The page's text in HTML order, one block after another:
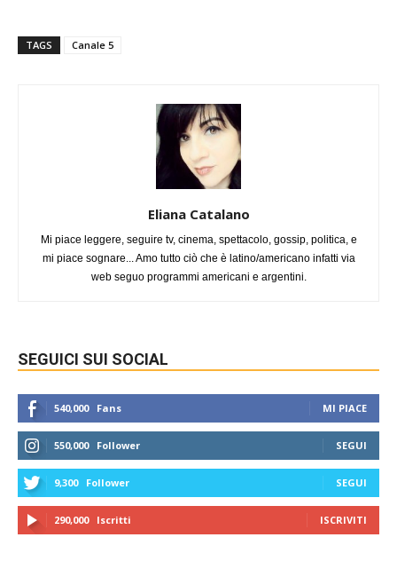
TAGS Canale 5
Eliana Catalano
Mi piace leggere, seguire tv, cinema, spettacolo, gossip, politica, e
mi piace sognare... Amo tutto ciò che è latino/americano infatti via
web seguo programmi americani e argentini.
SEGUICI SUI SOCIAL
540,000 Fans MI PIACE
550,000 Follower SEGUI
9,300 Follower SEGUI
290,000 Iscritti ISCRIVITI